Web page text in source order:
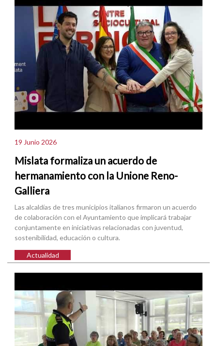
19 Junio 2026
Mislata formaliza un acuerdo de
hermanamiento con la Unione Reno-
Galliera
Las alcaldías de tres municipios italianos firmaron un acuerdo
de colaboración con el Ayuntamiento que implicará trabajar
conjuntamente en iniciativas relacionadas con juventud,
sostenibilidad, educación o cultura.
Actualidad